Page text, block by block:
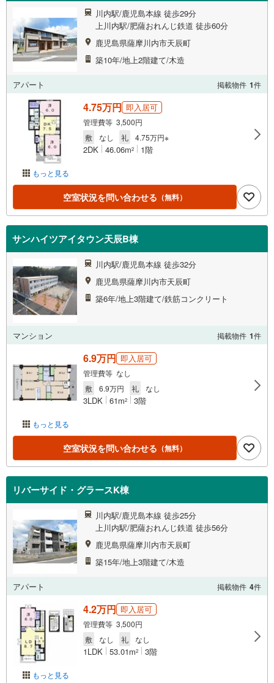
川内駅/鹿児島本線 徒歩29分
上川内駅/肥薩おれんじ鉄道 徒歩60分
鹿児島県薩摩川内市天辰町
築10年/地上2階建て/木造
アパート 掲載物件 1件
もっと見る
4.75万円 即入居可
管理費等 3,500円
敷
なし 礼 4.75万円※
2DK 46.06m2 1階
空室状況を問い合わせる （無料）
サンハイツアイタウン天辰B棟
川内駅/鹿児島本線 徒歩32分
鹿児島県薩摩川内市天辰町
築6年/地上3階建て/鉄筋コンクリート
マンション 掲載物件 1件
もっと見る
6.9万円 即入居可
管理費等 なし
敷
6.9万円 礼 なし
3LDK 61m2 3階
空室状況を問い合わせる （無料）
リバーサイド・グラースK棟
川内駅/鹿児島本線 徒歩25分
上川内駅/肥薩おれんじ鉄道 徒歩56分
鹿児島県薩摩川内市天辰町
築15年/地上3階建て/木造
アパート 掲載物件 4件
もっと見る
4.2万円 即入居可
管理費等 3,500円
敷
なし 礼 なし
1LDK 53.01m2 3階